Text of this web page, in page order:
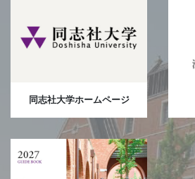
同志社大学ホームページ